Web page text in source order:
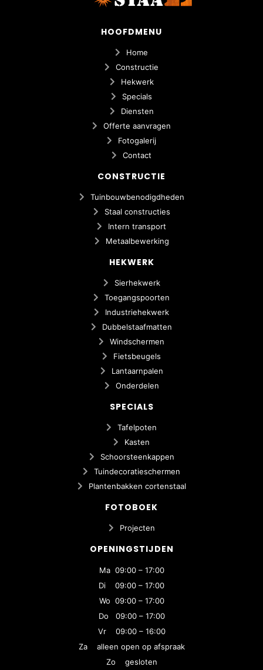
HOOFDMENU
Home
Constructie
Hekwerk
Specials
Diensten
Offerte aanvragen
Fotogalerij
Contact
CONSTRUCTIE
Tuinbouwbenodigdheden
Staal constructies
Intern transport
Metaalbewerking
HEKWERK
Sierhekwerk
Toegangspoorten
Industriehekwerk
Dubbelstaafmatten
Windschermen
Fietsbeugels
Lantaarnpalen
Onderdelen
SPECIALS
Tafelpoten
Kasten
Schoorsteenkappen
Tuindecoratieschermen
Plantenbakken cortenstaal
FOTOBOEK
Projecten
OPENINGSTIJDEN
Ma 09:00 – 17:00
Di 09:00 – 17:00
Wo 09:00 – 17:00
Do 09:00 – 17:00
Vr 09:00 – 16:00
Za alleen open op afspraak
Zo gesloten